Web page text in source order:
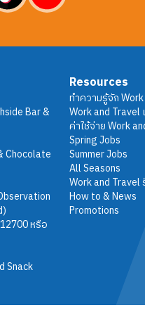
Bar &
Chocolate
หรือ
Snack
Resources
ทำความรู้จัก
Work and Travel
ค่าใช้จ่าย Work
Spring Jobs
Summer Jobs
All Seasons
Work and Travel
How to & News
Promotions